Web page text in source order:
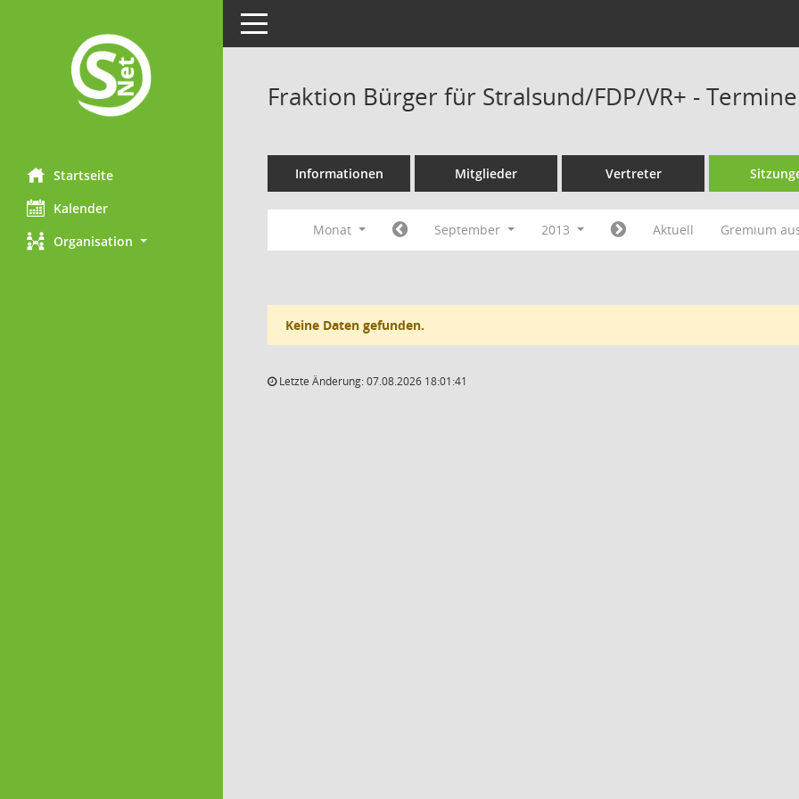
Startseite
Kalender
Organisation
Toggle navigation
Fraktion Bürger für Stralsund/FDP/VR+ -
Informationen Mitglieder Vertreter
Monat September 2013 Aktuell Gremium
Keine Daten gefunden.
Letzte Änderung: 07.08.2026 18:01:41